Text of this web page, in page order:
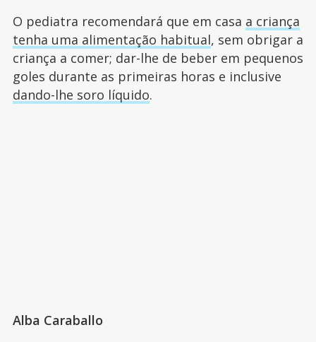
O pediatra recomendará que em casa a criança
tenha uma alimentação habitual, sem obrigar a
criança a comer; dar-lhe de beber em pequenos
goles durante as primeiras horas e inclusive
dando-lhe soro líquido.
Alba Caraballo